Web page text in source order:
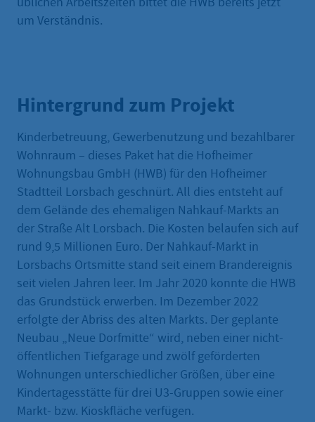
um Verständnis.
Hintergrund zum Projekt
Kinderbetreuung, Gewerbenutzung und bezahlbarer
Wohnraum – dieses Paket hat die Hofheimer
Wohnungsbau GmbH (HWB) für den Hofheimer
Stadtteil Lorsbach geschnürt. All dies entsteht auf
dem Gelände des ehemaligen Nahkauf-Markts an
der Straße Alt Lorsbach. Die Kosten belaufen sich auf
rund 9,5 Millionen Euro. Der Nahkauf-Markt in
Lorsbachs Ortsmitte stand seit einem Brandereignis
seit vielen Jahren leer. Im Jahr 2020 konnte die HWB
das Grundstück erwerben. Im Dezember 2022
erfolgte der Abriss des alten Markts. Der geplante
Neubau „Neue Dorfmitte“ wird, neben einer nicht-
öffentlichen Tiefgarage und zwölf geförderten
Wohnungen unterschiedlicher Größen, über eine
Kindertagesstätte für drei U3-Gruppen sowie einer
Markt- bzw. Kioskfläche verfügen.